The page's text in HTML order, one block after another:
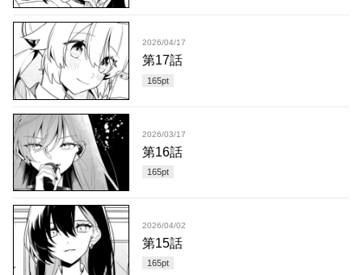
2026/04/17
第17話
165pt
2026/03/17
第16話
165pt
2026/04/02
第15話
165pt